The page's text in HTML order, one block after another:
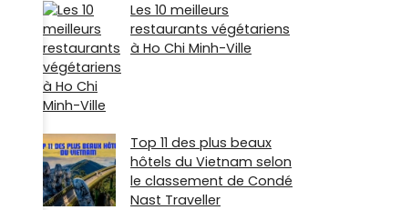
Les 10 meilleurs
restaurants végétariens
à Ho Chi Minh-Ville
Top 11 des plus beaux
hôtels du Vietnam selon
le classement de Condé
Nast Traveller